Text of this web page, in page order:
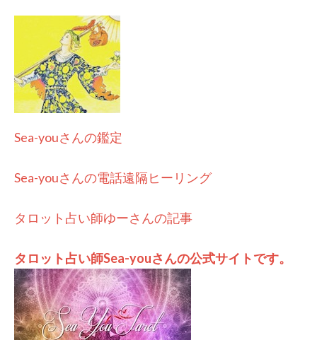
Sea-youさんの鑑定
Sea-youさんの電話遠隔ヒーリング
タロット占い師ゆーさんの記事
タロット占い師Sea-youさんの公式サイトです。